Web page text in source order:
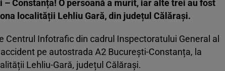
– Constanța! O persoană a murit, iar alte trei au fost
localității Lehliu Gară, din județul Călărași.
Infotrafic din cadrul Inspectoratului General al
pe autostrada A2 București-Constanța, la
Lehliu-Gară, județul Călărași.